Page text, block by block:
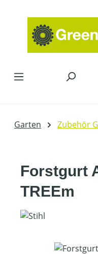
Garten Zubehör
Forstgurt
TREEm
Bildergalerie